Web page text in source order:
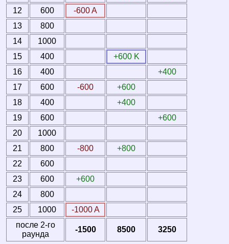
12
600
-600 A
13
800
14
1000
15
400
+600 K
16
400
+400
17
600 -600
+600
18
400
+400
19
600
+600
20
1000
21
800 -800
+800
22
600
23
600
+600
24
800
25
1000
-1000 A
после 2-го
раунда
-1500 8500 3250